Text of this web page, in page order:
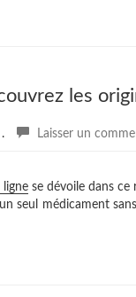
les
. Laisser un
ligne se dévoile dans ce
seul médicament